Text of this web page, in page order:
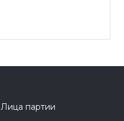
Лица партии